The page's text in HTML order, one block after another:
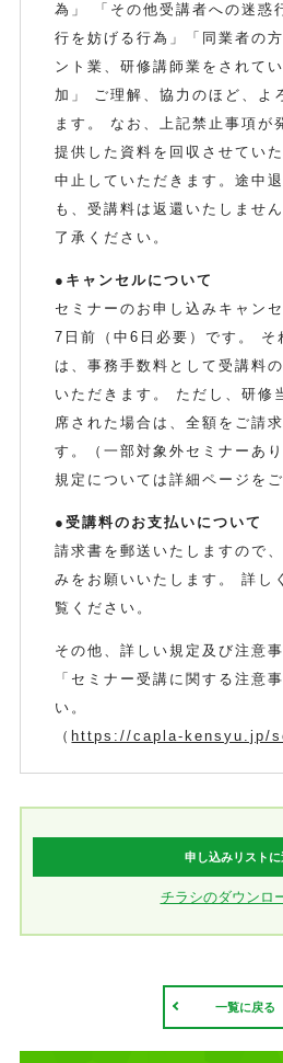
為」 「その他受講者への迷惑
行を妨げる行為」「同業者の
ント業、研修講師業をされて
加」 ご理解、協力のほど、よ
ます。 なお、上記禁止事項が
提供した資料を回収させてい
中止していただきます。途中
も、受講料は返還いたしませ
了承ください。
●キャンセルについて
セミナーのお申し込みキャン
7日前（中6日必要）です。 そ
は、事務手数料として受講料
いただきます。 ただし、研修
席された場合は、全額をご請
す。（一部対象外セミナーあ
規定については詳細ページを
●受講料のお支払いについて
請求書を郵送いたしますので
みをお願いいたします。 詳し
覧ください。
その他、詳しい規定及び注意
「セミナー受講に関する注意
い。
（ https://capla-kensyu.jp/
申し込みリストに
チラシのダウンロ
一覧に戻る